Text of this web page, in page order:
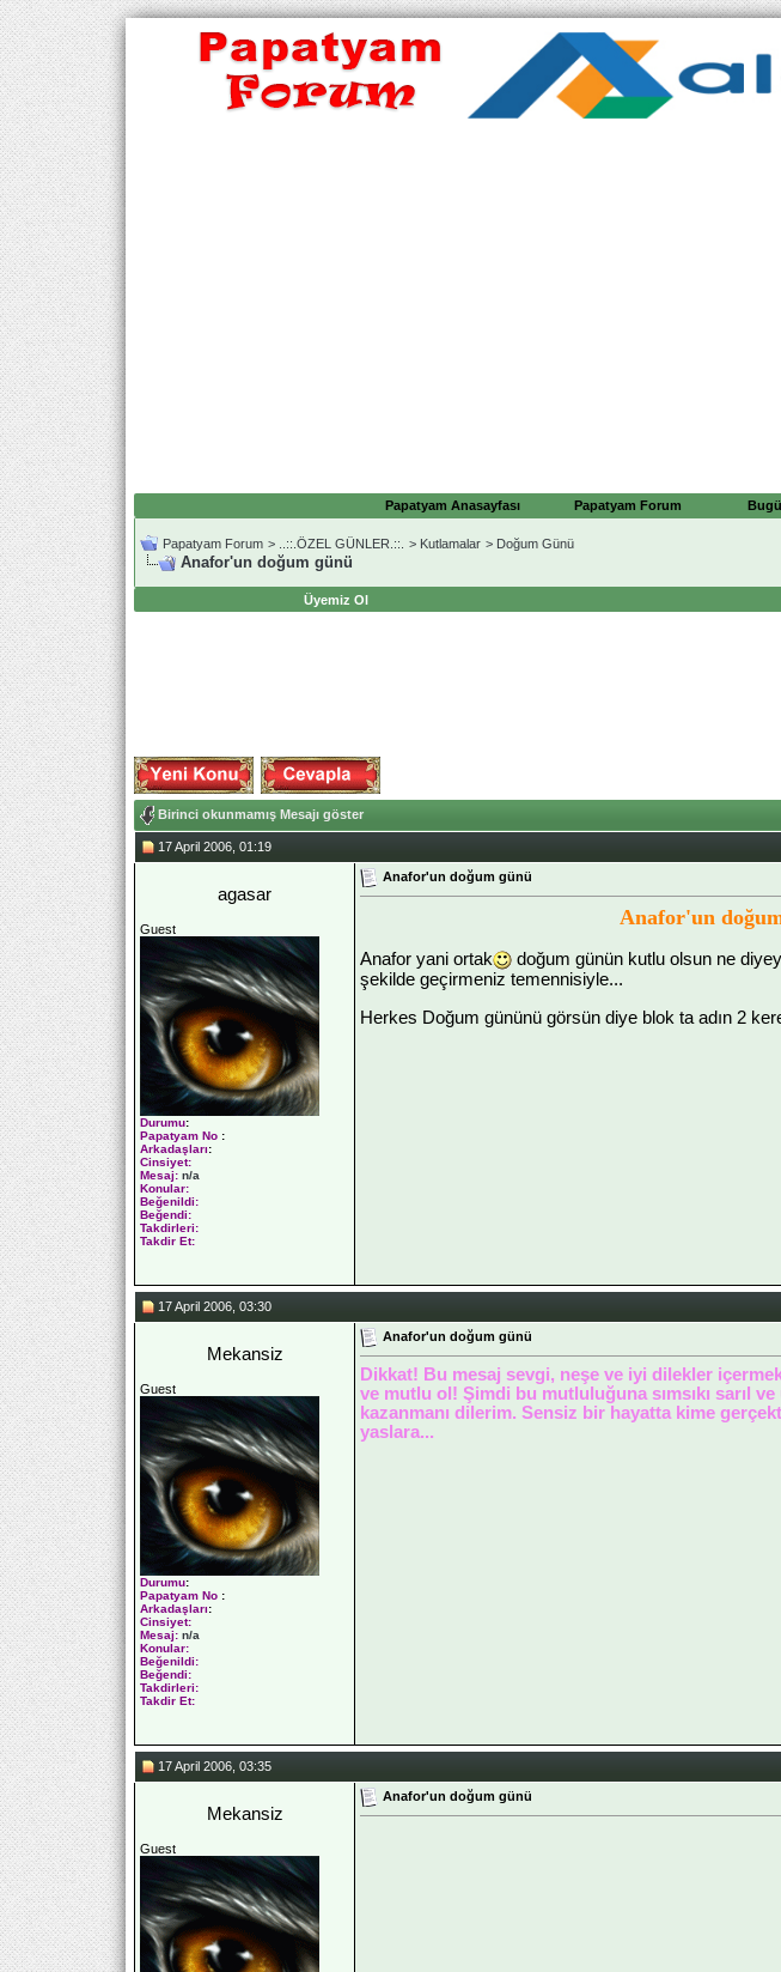
Papatyam Anasayfası Papatyam Forum
Papatyam Forum > ..::.ÖZEL GÜNLER.::. > Kutlamalar > Doğum Günü
Anafor'un doğum günü
Üyemiz Ol
Birinci okunmamış Mesajı göster
17 April 2006, 01:19
agasar
Guest
Durumu:
Papatyam No :
Arkadaşları:
Cinsiyet:
Mesaj: n/a
Konular:
Beğenildi:
Beğendi:
Takdirleri:
Takdir Et:
Anafor'un doğum günü
Anafor'un
Anafor yani ortak
doğum günün kutlu olsun ne
şekilde geçirmeniz temennisiyle...
Herkes Doğum gününü görsün diye blok ta adın 2
17 April 2006, 03:30
Mekansiz
Guest
Durumu:
Papatyam No :
Arkadaşları:
Cinsiyet:
Mesaj: n/a
Konular:
Beğenildi:
Beğendi:
Takdirleri:
Takdir Et:
Anafor'un doğum günü
Dikkat! Bu mesaj sevgi, neşe ve iyi dilekler
ve mutlu ol! Şimdi bu mutluluğuna sımsıkı sarıl
kazanmanı dilerim. Sensiz bir hayatta kime
yaslara...
17 April 2006, 03:35
Mekansiz
Guest
Anafor'un doğum günü